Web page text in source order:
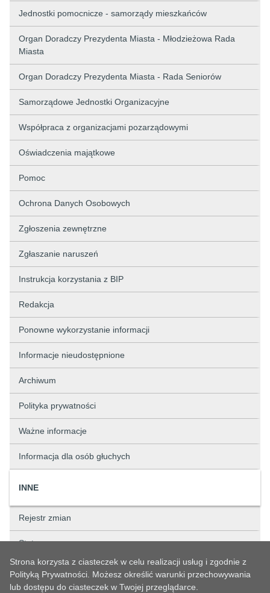
Jednostki pomocnicze - samorządy mieszkańców
Organ Doradczy Prezydenta Miasta - Młodzieżowa Rada
Miasta
Organ Doradczy Prezydenta Miasta - Rada Seniorów
Samorządowe Jednostki Organizacyjne
Współpraca z organizacjami pozarządowymi
Oświadczenia majątkowe
Pomoc
Ochrona Danych Osobowych
Zgłoszenia zewnętrzne
Zgłaszanie naruszeń
Instrukcja korzystania z BIP
Redakcja
Ponowne wykorzystanie informacji
Informacje nieudostępnione
Archiwum
Polityka prywatności
Ważne informacje
Informacja dla osób głuchych
INNE
Rejestr zmian
Status sprawy
Strona korzysta z ciasteczek w celu realizacji usług i zgodnie z
Polityką Prywatności. Możesz określić warunki przechowywania
lub dostępu do ciasteczek w Twojej przeglądarce.